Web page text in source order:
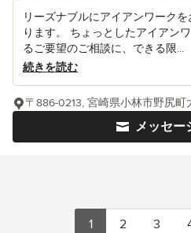
リーズナブルにアイアンワーク
ります。 ちょっとしたアイアン
るご要望のご相談に、できる限...
続きを読む
メッセー
〒886-0213, 宮崎県小林市野尻
1 2 3